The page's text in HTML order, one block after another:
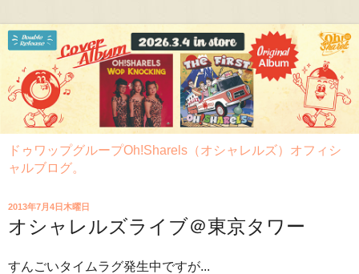
ドゥワップグループOh!Sharels（オシャレルズ）オフィシ
ャルブログ。
2013年7月4日木曜日
オシャレルズライブ＠東京タワー
すんごいタイムラグ発生中ですが...